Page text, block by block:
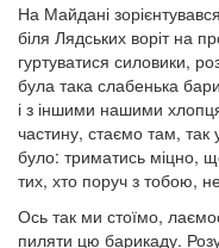
На Майдані
біля Лядських воріт на
гуртуватися силовики,
була така слабенька
і з іншими нашими
частину, стаємо там, так
було: триматись міцно,
тих, хто поруч з тобою,
Ось так ми стоїмо,
пиляти цю барикаду.